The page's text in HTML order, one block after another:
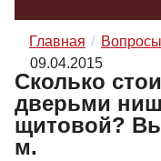
Главная
09.04.2015
Сколько
дверьми
щитовой?
м.